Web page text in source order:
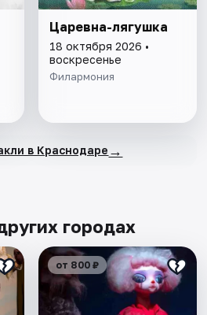
Царевна-лягушка
18 октября 2026 •
воскресенье
Филармония
в Краснодаре →
городах
от 800 ₽